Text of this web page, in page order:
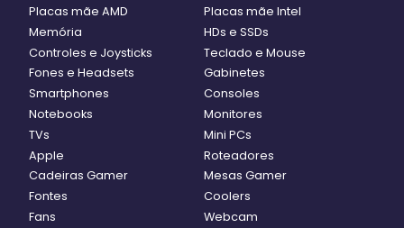
Placas mãe AMD
Placas mãe Intel
Memória
HDs e SSDs
Controles e Joysticks
Teclado e Mouse
Fones e Headsets
Gabinetes
Smartphones
Consoles
Notebooks
Monitores
TVs
Mini PCs
Apple
Roteadores
Cadeiras Gamer
Mesas Gamer
Fontes
Coolers
Fans
Webcam